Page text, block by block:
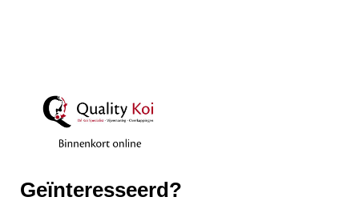
Geïnteresseerd?